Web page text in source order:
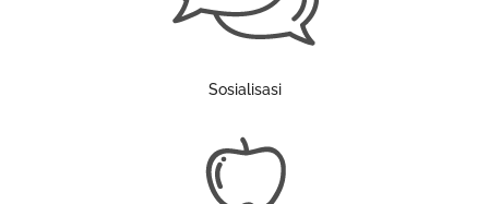
Sosialisasi